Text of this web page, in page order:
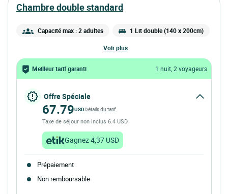
chambre double standard
Capacité max : 2 adultes 1 Lit double (140 x 200cm)
voir plus
Meilleur tarif garanti 1 nuit, 2 voyageurs
Offre Spéciale
67.79USDDétails du tarif
Taxe de séjour non inclus 6.4 USD
Gagnez 4,37 USD
Prépaiement
Non remboursable